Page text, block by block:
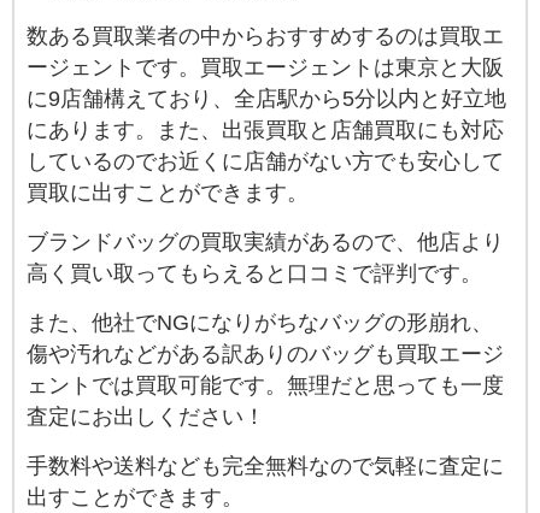
数ある買取業者の中からおすすめするのは買取エ
ージェントです。買取エージェントは東京と大阪
に9店舗構えており、全店駅から5分以内と好立地
にあります。また、出張買取と店舗買取にも対応
しているのでお近くに店舗がない方でも安心して
買取に出すことができます。
ブランドバッグの買取実績があるので、他店より
高く買い取ってもらえると口コミで評判です。
また、他社でNGになりがちなバッグの形崩れ、
傷や汚れなどがある訳ありのバッグも買取エージ
ェントでは買取可能です。無理だと思っても一度
査定にお出しください！
手数料や送料なども完全無料なので気軽に査定に
出すことができます。